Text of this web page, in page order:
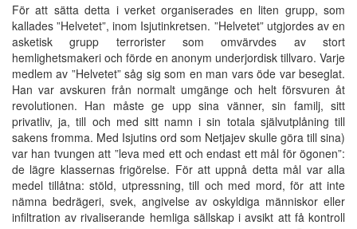
För att sätta detta i verket organiserades en liten grupp, som
kallades ”Helvetet”, inom Isjutinkretsen. ”Helvetet” utgjordes av en
asketisk grupp terrorister som omvärvdes av stort
hemlighetsmakeri och förde en anonym underjordisk tillvaro. Varje
medlem av ”Helvetet” såg sig som en man vars öde var beseglat.
Han var avskuren från normalt umgänge och helt försvuren åt
revolutionen. Han måste ge upp sina vänner, sin familj, sitt
privatliv, ja, till och med sitt namn i sin totala självutplåning till
sakens fromma. Med Isjutins ord som Netjajev skulle göra till sina)
var han tvungen att ”leva med ett och endast ett mål för ögonen”:
de lägre klassernas frigörelse. För att uppnå detta mål var alla
medel tillåtna: stöld, utpressning, till och med mord, för att inte
nämna bedrägeri, svek, angivelse av oskyldiga människor eller
infiltration av rivaliserande hemliga sällskap i avsikt att få kontroll